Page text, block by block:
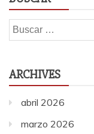
Buscar:
ARCHIVES
abril 2026
marzo 2026